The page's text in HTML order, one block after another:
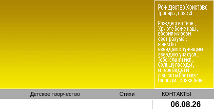
Детское творчество Стихи КОНТАКТЫ
06.08.26